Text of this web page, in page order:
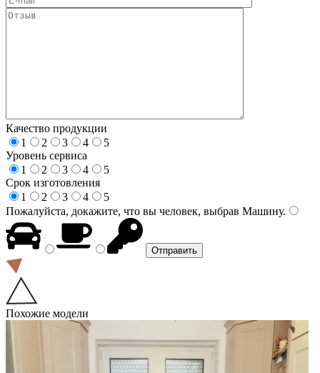
Качество продукции
1
2 3 4
5
Уровень сервиса
1
2 3 4
5
Срок изготовления
1
2 3 4
5
Пожалуйста, докажите, что вы человек, выбрав Машину.
Похожие модели